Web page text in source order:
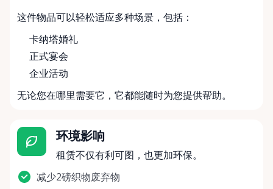
这件物品可以轻松适应多种场景，包括：
卡纳塔婚礼
正式宴会
企业活动
无论您在哪里需要它，它都能随时为您提供帮助。
环境影响
租赁不仅有利可图，也更加环保。
减少2磅织物废弃物